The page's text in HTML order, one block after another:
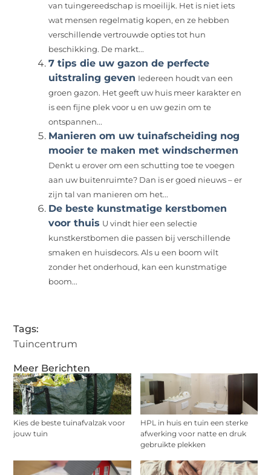
Meer Berichten
Kies de beste tuinafvalzak voor
jouw tuin
HPL in huis en tuin een sterke
afwerking voor natte en druk
gebruikte plekken
van tuingereedschap is moeilijk. Het is niet iets
wat mensen regelmatig kopen, en ze hebben
verschillende vertrouwde opties tot hun
beschikking. De markt...
7 tips die uw gazon de perfecte
uitstraling geven Iedereen houdt van een
groen gazon. Het geeft uw huis meer karakter en
is een fijne plek voor u en uw gezin om te
ontspannen...
Manieren om uw tuinafscheiding nog
mooier te maken met windschermen
Denkt u erover om een schutting toe te voegen
aan uw buitenruimte? Dan is er goed nieuws – er
zijn tal van manieren om het...
De beste kunstmatige kerstbomen
voor thuis U vindt hier een selectie
kunstkerstbomen die passen bij verschillende
smaken en huisdecors. Als u een boom wilt
zonder het onderhoud, kan een kunstmatige
boom...
Tags:
Tuincentrum